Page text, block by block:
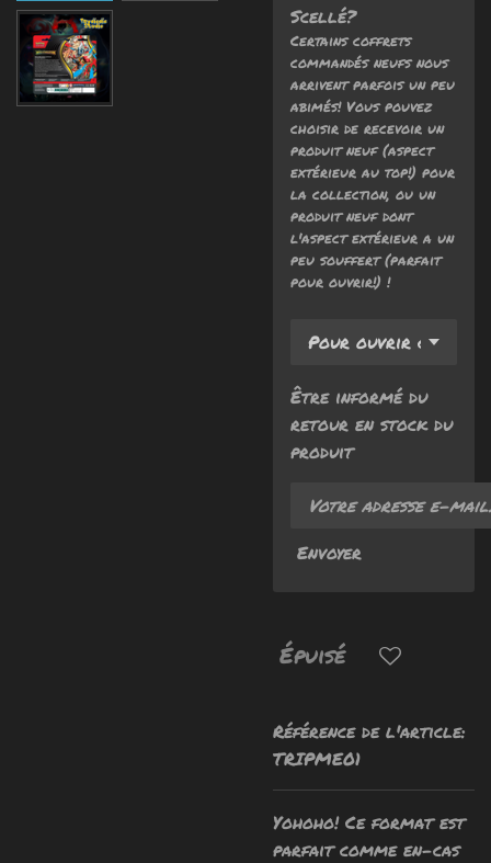
Scellé?
Certains coffrets
commandés neufs nous
arrivent parfois un peu
abimés! Vous pouvez
choisir de recevoir un
produit neuf (aspect
extérieur au top!) pour
la collection, ou un
produit neuf dont
l'aspect extérieur a un
peu souffert (parfait
pour ouvrir!) !
Être informé du
retour en stock du
produit
Envoyer
Épuisé
Référence de l'article:
TRIPME01
Yohoho! Ce format est
parfait comme en-cas